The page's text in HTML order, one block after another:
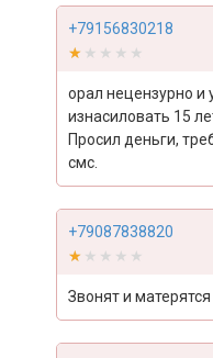
+79156830218
★★★★★
★★★★★
орал нецензурно и
изнасиловать 15
Просил деньги,
смс.
+79087838820
★★★★★
★★★★★
Звонят и матерятся